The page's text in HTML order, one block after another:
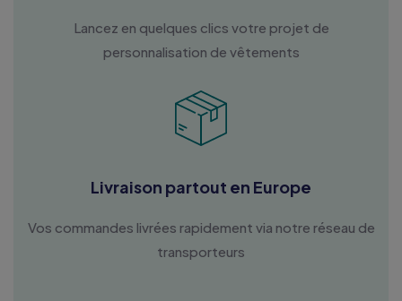
Lancez en quelques clics votre projet de
personnalisation de vêtements
Livraison partout en Europe
Vos commandes livrées rapidement via notre réseau de
transporteurs